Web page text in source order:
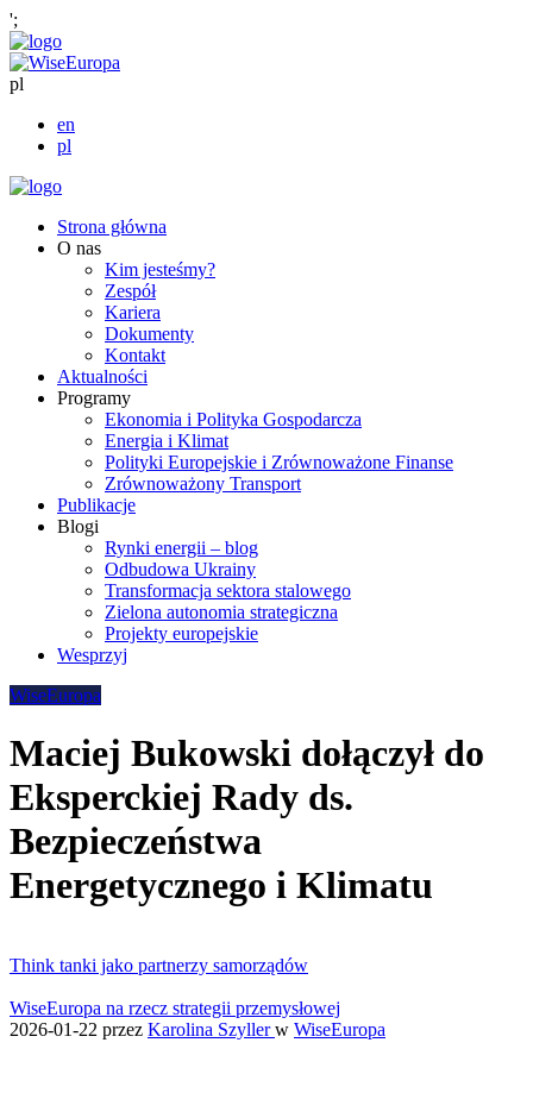
';
pl
en
pl
Strona główna
O nas
Kim jesteśmy?
Zespół
Kariera
Dokumenty
Kontakt
Aktualności
Programy
Ekonomia i Polityka Gospodarcza
Energia i Klimat
Polityki Europejskie i Zrównoważone Finanse
Zrównoważony Transport
Publikacje
Blogi
Rynki energii – blog
Odbudowa Ukrainy
Transformacja sektora stalowego
Zielona autonomia strategiczna
Projekty europejskie
Wesprzyj
WiseEuropa
Maciej Bukowski dołączył do
Eksperckiej Rady ds.
Bezpieczeństwa
Energetycznego i Klimatu
Think tanki jako partnerzy samorządów
WiseEuropa na rzecz strategii przemysłowej
2026-01-22 przez Karolina Szyllerw WiseEuropa